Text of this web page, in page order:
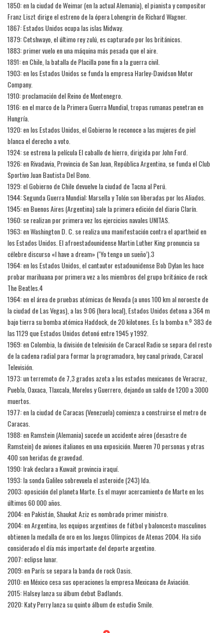
1850: en la ciudad de Weimar (en la actual Alemania), el pianista y compositor
Franz Liszt dirige el estreno de la ópera Lohengrin de Richard Wagner.
1867: Estados Unidos ocupa las islas Midway.
1879: Cetshwayo, el último rey zulú, es capturado por los británicos.
1883: primer vuelo en una máquina más pesada que el aire.
1891: en Chile, la batalla de Placilla pone fin a la guerra civil.
1903: en los Estados Unidos se funda la empresa Harley-Davidson Motor
Company.
1910: proclamación del Reino de Montenegro.
1916: en el marco de la Primera Guerra Mundial, tropas rumanas penetran en
Hungría.
1920: en los Estados Unidos, el Gobierno le reconoce a las mujeres de piel
blanca el derecho a voto.
1924: se estrena la película El caballo de hierro, dirigida por John Ford.
1926: en Rivadavia, Provincia de San Juan, República Argentina, se funda el Club
Sportivo Juan Bautista Del Bono.
1929: el Gobierno de Chile devuelve la ciudad de Tacna al Perú.
1944: Segunda Guerra Mundial: Marsella y Tolón son liberadas por los Aliados.
1945: en Buenos Aires (Argentina) sale la primera edición del diario Clarín.
1960: se realizan por primera vez los ejercicios navales UNITAS.
1963: en Washington D. C. se realiza una manifestación contra el apartheid en
los Estados Unidos. El afroestadounidense Martin Luther King pronuncia su
célebre discurso «I have a dream» (‘Yo tengo un sueño’).3​
1964: en los Estados Unidos, el cantautor estadounidense Bob Dylan les hace
probar marihuana por primera vez a los miembros del grupo británico de rock
The Beatles.4​
1964: en el área de pruebas atómicas de Nevada (a unos 100 km al noroeste de
la ciudad de Las Vegas), a las 9:06 (hora local), Estados Unidos detona a 364 m
bajo tierra su bomba atómica Haddock, de 20 kilotones. Es la bomba n.º 383 de
las 1129 que Estados Unidos detonó entre 1945 y 1992.
1969: en Colombia, la división de televisión de Caracol Radio se separa del resto
de la cadena radial para formar la programadora, hoy canal privado, Caracol
Televisión.
1973: un terremoto de 7,3 grados azota a los estados mexicanos de Veracruz,
Puebla, Oaxaca, Tlaxcala, Morelos y Guerrero, dejando un saldo de 1200 a 3000
muertos.
1977: en la ciudad de Caracas (Venezuela) comienza a construirse el metro de
Caracas.
1988: en Ramstein (Alemania) sucede un accidente aéreo (desastre de
Ramstein) de aviones italianos en una exposición. Mueren 70 personas y otras
400 son heridas de gravedad.
1990: Irak declara a Kuwait provincia iraquí.
1993: la sonda Galileo sobrevuela el asteroide (243) Ida.
2003: oposición del planeta Marte. Es el mayor acercamiento de Marte en los
últimos 60 000 años.
2004: en Pakistán, Shaukat Aziz es nombrado primer ministro.
2004: en Argentina, los equipos argentinos de fútbol y baloncesto masculinos
obtienen la medalla de oro en los Juegos Olímpicos de Atenas 2004. Ha sido
considerado el día más importante del deporte argentino.
2007: eclipse lunar.
2009: en París se separa la banda de rock Oasis.
2010: en México cesa sus operaciones la empresa Mexicana de Aviación.
2015: Halsey lanza su álbum debut Badlands.
2020: Katy Perry lanza su quinto álbum de estudio Smile.